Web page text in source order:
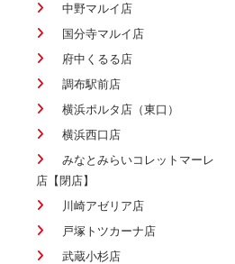
中野マルイ店
国分寺マルイ店
府中くるる店
調布駅前店
横浜ポルタ店（東口）
横浜西口店
みなとみらいコレットマーレ
店【閉店】
川崎アゼリア店
戸塚トツカーナ店
武蔵小杉店